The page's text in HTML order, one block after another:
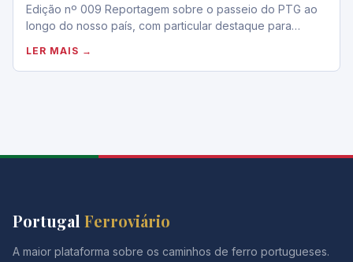
Edição nº 009 Reportagem sobre o passeio do PTG ao
longo do nosso país, com particular destaque para…
LER MAIS →
Portugal Ferroviário
A maior plataforma sobre os caminhos de ferro portugueses.